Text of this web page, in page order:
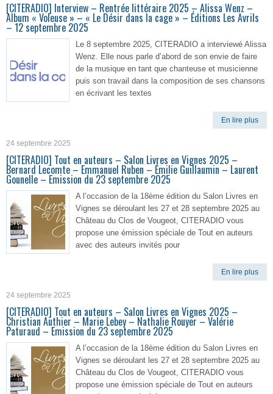
[CITERADIO] Interview – Rentrée littéraire 2025 – Alissa Wenz –
Album « Voleuse » – « Le Désir dans la cage » – Éditions Les Avrils
– 12 septembre 2025
Le 8 septembre 2025, CITERADIO a interviewé Alissa
Wenz. Elle nous parle d’abord de son envie de faire
de la musique en tant que chanteuse et musicienne
puis son travail dans la composition de ses chansons
en écrivant les textes
En lire plus
24 septembre 2025
[CITERADIO] Tout en auteurs – Salon Livres en Vignes 2025 –
Bernard Lecomte – Emmanuel Ruben – Émilie Guillaumin – Laurent
Gounelle – Emission du 23 septembre 2025
A l’occasion de la 18ème édition du Salon Livres en
Vignes se déroulant les 27 et 28 septembre 2025 au
Château du Clos de Vougeot, CITERADIO vous
propose une émission spéciale de Tout en auteurs
avec des auteurs invités pour
En lire plus
24 septembre 2025
[CITERADIO] Tout en auteurs – Salon Livres en Vignes 2025 –
Christian Authier – Marie Lebey – Nathalie Rouyer – Valérie
Paturaud – Emission du 23 septembre 2025
A l’occasion de la 18ème édition du Salon Livres en
Vignes se déroulant les 27 et 28 septembre 2025 au
Château du Clos de Vougeot, CITERADIO vous
propose une émission spéciale de Tout en auteurs